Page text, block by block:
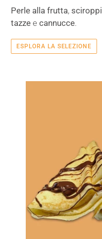
Perle alla frutta, sciroppi
tazze e cannucce.
ESPLORA LA SELEZIONE